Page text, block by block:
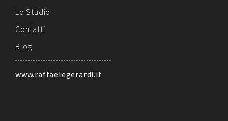
Lo Studio
Contatti
Blog
www.raffaelegerardi.it